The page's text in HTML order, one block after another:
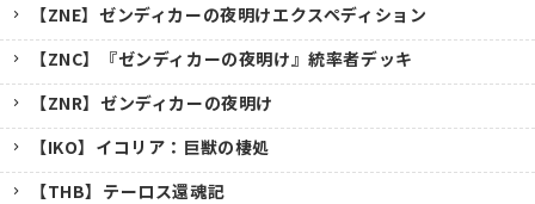
【ZNE】ゼンディカーの夜明けエクスペディション
【ZNC】『ゼンディカーの夜明け』統率者デッキ
【ZNR】ゼンディカーの夜明け
【IKO】イコリア：巨獣の棲処
【THB】テーロス還魂記